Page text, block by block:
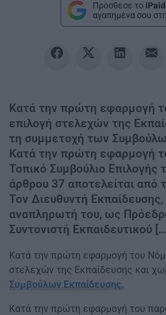
Πρόσθεσε το
αγαπημένα σου
Κατά την πρώτη εφαρμογή
επιλογή στελεχών της
τη συμμετοχή των
Κατά την πρώτη εφαρμογή
Τοπικό Συμβούλιο Επιλογής
άρθρου 37 αποτελείται από
Τον Διευθυντή
αναπληρωτή του, ως
Συντονιστή Εκπαιδευτικού
Κατά την πρώτη εφαρμογή του
στελεχών της Εκπαίδευσης και
Συμβούλων Εκπαίδευσης.
Κατά την πρώτη εφαρμογή του